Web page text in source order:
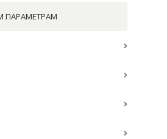
ПАРАМЕТРАМ